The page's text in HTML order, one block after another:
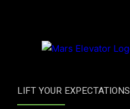
LIFT YOUR EXPECTATIONS